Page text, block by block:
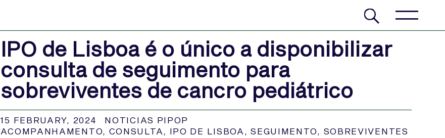
IPO de Lisboa é o único a disponibilizar
consulta de seguimento para
sobreviventes de cancro pediátrico
15 FEBRUARY, 2024
NOTICIAS PIPOP
ACOMPANHAMENTO, CONSULTA, IPO DE LISBOA ,SEGUIMENTO, SOBREVIVENTES